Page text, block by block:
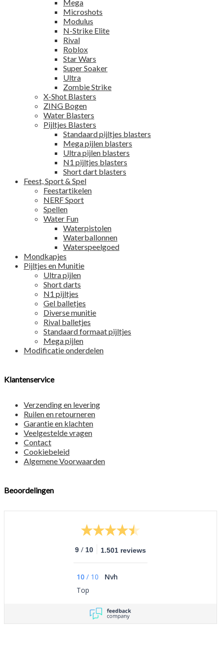
Mega
Microshots
Modulus
N-Strike Elite
Rival
Roblox
Star Wars
Super Soaker
Ultra
Zombie Strike
X-Shot Blasters
ZING Bogen
Water Blasters
Pijltjes Blasters
Standaard pijltjes blasters
Mega pijlen blasters
Ultra pijlen blasters
N1 pijltjes blasters
Short dart blasters
Feest, Sport & Spel
Feestartikelen
NERF Sport
Spellen
Water Fun
Waterpistolen
Waterballonnen
Waterspeelgoed
Mondkapjes
Pijltjes en Munitie
Ultra pijlen
Short darts
N1 pijltjes
Gel balletjes
Diverse munitie
Rival balletjes
Standaard formaat pijltjes
Mega pijlen
Modificatie onderdelen
Klantenservice
Verzending en levering
Ruilen en retourneren
Garantie en klachten
Veelgestelde vragen
Contact
Cookiebeleid
Algemene Voorwaarden
Beoordelingen
9 / 10 1.501 reviews
10 / 10
Nvh
Top